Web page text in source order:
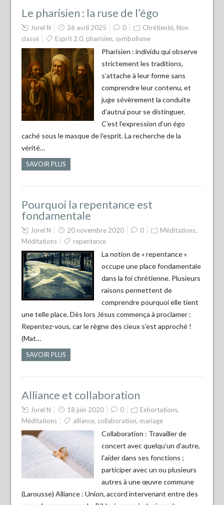
Le pharisien : la ruse de l’égo
Jorel N 26 avril 2025 0 Chrétienté, Non
classé
Esprit 2.0, pharisien, symbolisme
Pharisien : individu qui observe
strictement les traditions,
s’attache à leur forme sans
comprendre leur contenu, et
juge sévèrement la conduite
d’autrui pour se distinguer.
C’est l’expression d’un égo
caché sous le masque de l’esprit. La recherche de la
vérité…
SAVOIR PLUS
Pourquoi la repentance est
fondamentale
Jorel N 20 novembre 2020 0 Méditations,
Méditations
repentance
La notion de « repentance »
occupe une place fondamentale
dans la foi chrétienne. Plusieurs
raisons permettent de
comprendre pourquoi elle tient
une telle place. Dès lors Jésus commença à proclamer :
Repentez-vous, car le règne des cieux s’est approché !
(Mat…
SAVOIR PLUS
Alliance et collaboration
Jorel N 18 juin 2020 0 Exhortations,
Méditations
alliance, collaboration, mariage
Collaboration : Travailler de
concert avec quelqu’un d’autre,
l’aider dans ses fonctions ;
participer avec un ou plusieurs
autres à une œuvre commune
(Larousse) Alliance : Union, accord intervenant entre des